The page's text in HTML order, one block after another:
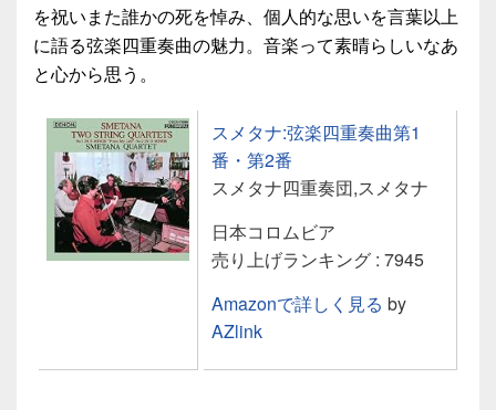
を祝いまた誰かの死を悼み、個人的な思いを言葉以上
に語る弦楽四重奏曲の魅力。音楽って素晴らしいなあ
と心から思う。
スメタナ:弦楽四重奏曲第1
番・第2番
スメタナ四重奏団,スメタナ
日本コロムビア
売り上げランキング : 7945
Amazonで詳しく見る by
AZlink